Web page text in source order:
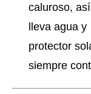
caluroso,
lleva agua y
protector
siempre